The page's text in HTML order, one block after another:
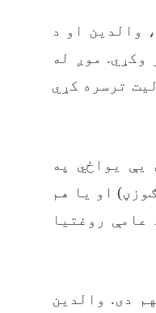
والدین او د
وکړي. موږ له
ترسره کړي
یې یواځي په
او یا هم
روغتیا
دی. والدین